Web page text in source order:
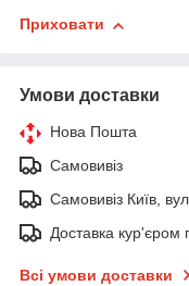
Приховати
Умови доставки
Нова Пошта
Самовивіз
Самовивіз Київ,
Доставка кур'єром
Всі умови доставки